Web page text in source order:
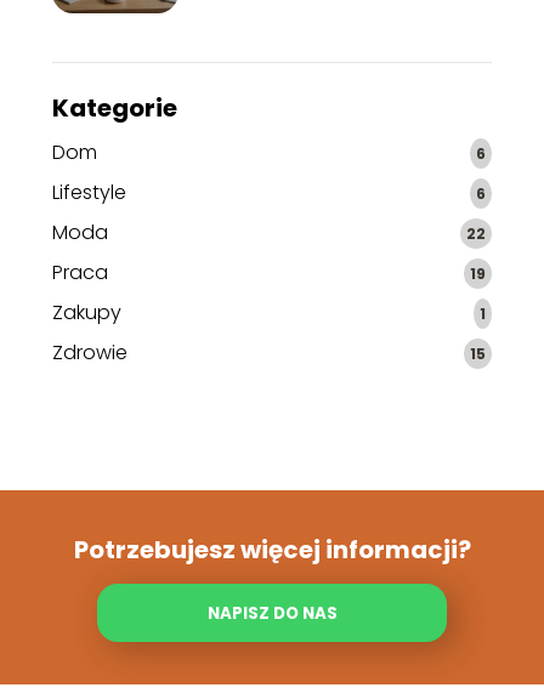
Kategorie
Dom 6
Lifestyle 6
Moda 22
Praca 19
Zakupy 1
Zdrowie 15
Potrzebujesz więcej informacji?
NAPISZ DO NAS